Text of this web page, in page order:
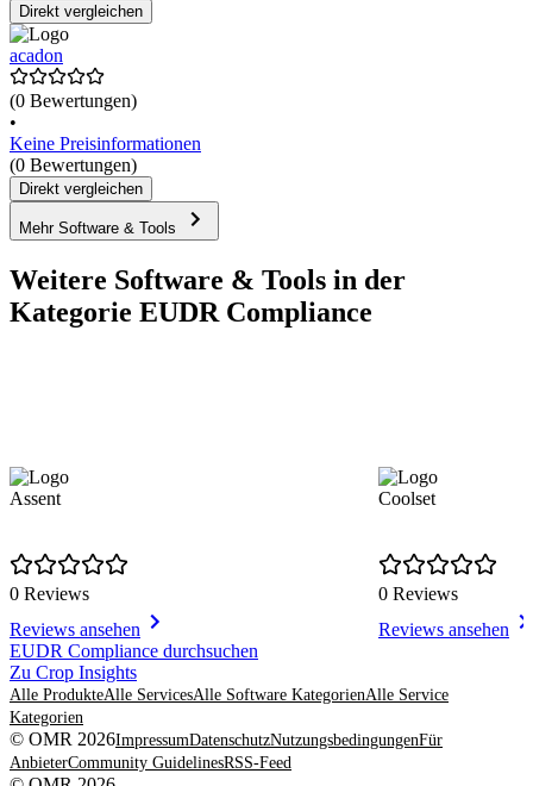
Direkt vergleichen
acadon
(0 Bewertungen)
•
Keine Preisinformationen
(0 Bewertungen)
Direkt vergleichen
Mehr Software & Tools
Weitere Software & Tools in der
Kategorie EUDR Compliance
Assent
0 Reviews
Reviews ansehen
Coolset
0 Reviews
Reviews ansehen
Item
1
of
6
EUDR Compliance durchsuchen
Zu Crop Insights
Alle ProdukteAlle ServicesAlle Software KategorienAlle Service
Kategorien
© OMR 2026ImpressumDatenschutzNutzungsbedingungenFür
AnbieterCommunity GuidelinesRSS-Feed